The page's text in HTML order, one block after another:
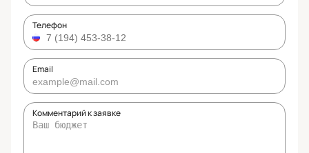
Телефон
Email
Комментарий к заявке